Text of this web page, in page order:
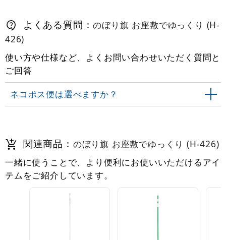
よくある質問：のぼり旗 お座敷でゆっくり (H-
426)
使い方や仕様など、よくお問い合わせいただく質問と
ご回答
ネコポス便は選べますか？
関連商品： のぼり旗 お座敷でゆっくり (H-426)
一緒に使うことで、より便利にお使いいただけるアイ
テムをご紹介しています。